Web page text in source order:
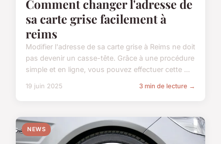
Comment changer l'adresse de
sa carte grise facilement à
reims
Modifier l'adresse de sa carte grise à Reims ne doit
pas devenir un casse-tête. Grâce à une procédure
simple et en ligne, vous pouvez effectuer cette ...
19 juin 2025 3 min de lecture →
NEWS